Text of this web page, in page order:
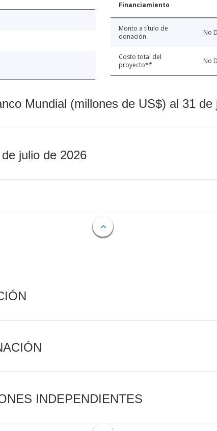
Financiamiento
Monto a título de
donación
No
Costo total del
proyecto**
No
Mundial (millones de US$) al 31 de
julio de 2026
INDEPENDIENTES